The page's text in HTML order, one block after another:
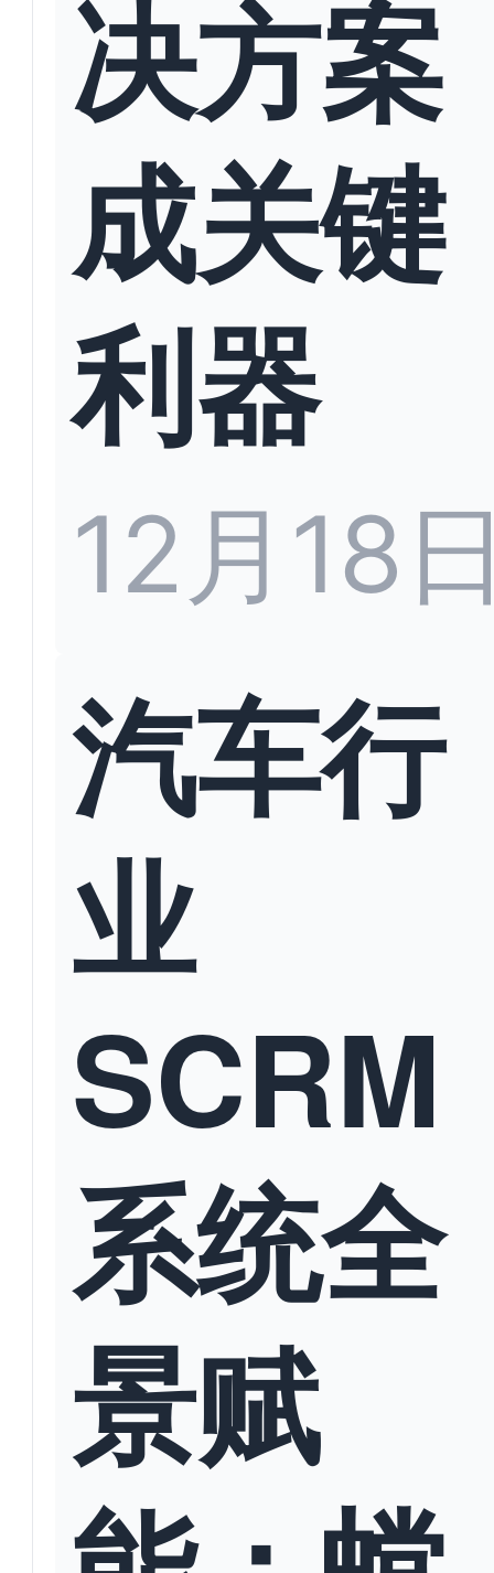
决方案
成关键
利器
12月18
汽车行
业
SCRM
系统全
景赋